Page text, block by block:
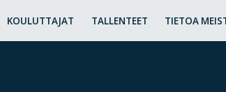
KOULUTTAJAT TALLENTEET TIETOA